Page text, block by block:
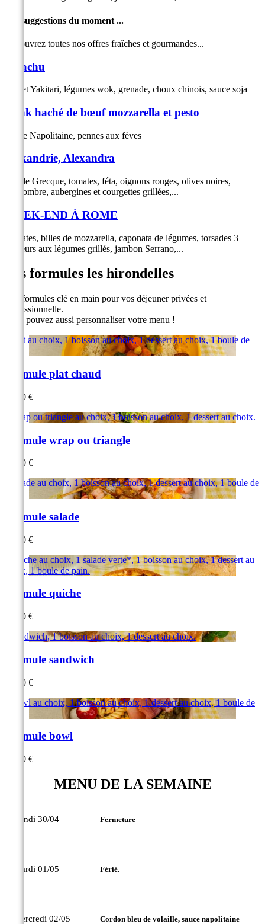
Les suggestions du moment ...
Découvrez toutes nos offres fraîches et gourmandes...
Pikachu
Poulet Yakitari, légumes wok, grenade, choux chinois, sauce soja
Steak haché de bœuf mozzarella et pesto
Sauce Napolitaine, pennes aux fèves
Alexandrie, Alexandra
Salade Grecque, tomates, féta, oignons rouges, olives noires,
concombre, aubergines et courgettes grillées,...
WEEK-END À ROME
Tomates, billes de mozzarella, caponata de légumes, torsades 3
couleurs aux légumes grillés, jambon Serrano,...
Les formules les hirondelles
Des formules clé en main pour vos déjeuner privées et
professionnelle.
Vous pouvez aussi personnaliser votre menu !
1 plat au choix, 1 boisson au choix, 1 dessert au choix, 1 boule de
Formule plat chaud
14,60 €
1 wrap ou triangle au choix, 1 boisson au choix, 1 dessert au choix.
Formule wrap ou triangle
11,00 €
1 salade au choix, 1 boisson au choix, 1 dessert au choix, 1 boule de
Formule salade
12,70 €
1 quiche au choix, 1 salade verte*, 1 boisson au choix, 1 dessert au
choix, 1 boule de pain.
Formule quiche
12,50 €
1 sandwich, 1 boisson au choix, 1 dessert au choix.
Formule sandwich
11,60 €
1 bowl au choix, 1 boisson au choix, 1 dessert au choix, 1 boule de
Formule bowl
15,10 €
MENU DE LA SEMAINE
Lundi 30/04 Fermeture
Mardi 01/05 Férié.
Mercredi 02/05 Cordon bleu de volaille, sauce napolitaine